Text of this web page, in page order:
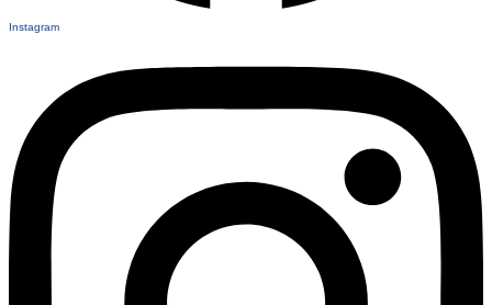
Instagram